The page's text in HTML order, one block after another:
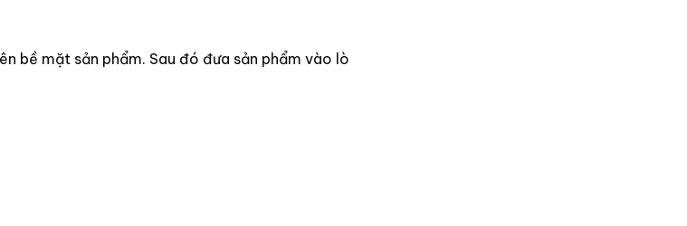
bề mặt sản phẩm. Sau đó đưa sản phẩm vào lò